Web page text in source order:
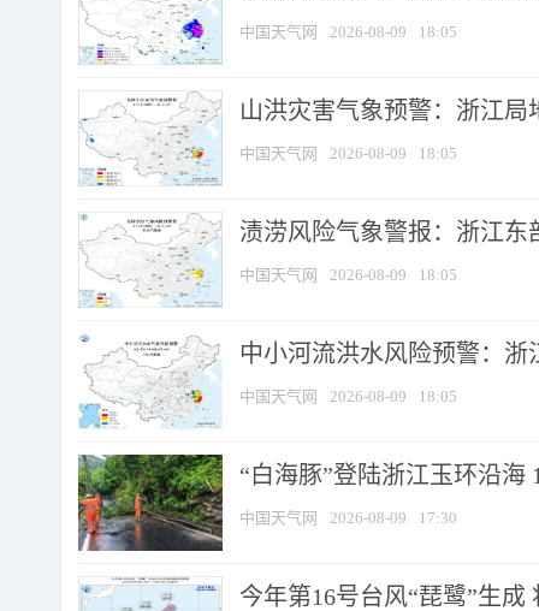
中国天气网 2026-08-09 18:05
山洪灾害气象预警：浙江
中国天气网 2026-08-09 18:05
渍涝风险气象警报：浙江
中国天气网 2026-08-09 18:05
中小河流洪水风险预警：
中国天气网 2026-08-09 18:05
“白海豚”登陆浙江玉环沿海
中国天气网 2026-08-09 17:30
今年第16号台风“琵鹭”生